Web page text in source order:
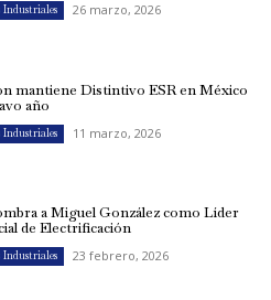
Industriales 26 marzo, 2026
mantiene Distintivo ESR en México
año
Industriales 11 marzo, 2026
a Miguel González como Líder
de Electrificación
Industriales 23 febrero, 2026